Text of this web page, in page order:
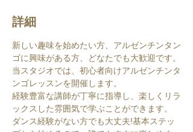
詳細
新しい趣味を始めたい方、アルゼンチンタン
ゴに興味がある方、どなたでも大歓迎です。
当スタジオでは、初心者向けアルゼンチンタ
ンゴレッスンを開催します。
経験豊富な講師が丁寧に指導し、楽しくリラ
ックスした雰囲気で学ぶことができます。
ダンス経験がない方でも大丈夫!基本ステッ